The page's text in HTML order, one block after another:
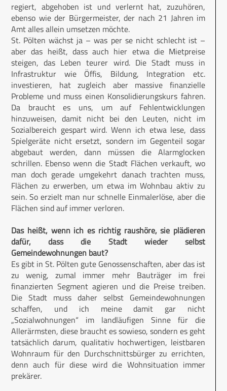
regiert, abgehoben ist und verlernt hat, zuzuhören,
ebenso wie der Bürgermeister, der nach 21 Jahren im
Amt alles allein umsetzen möchte.
St. Pölten wächst ja – was per se nicht schlecht ist –
aber das heißt, dass auch hier etwa die Mietpreise
steigen, das Leben teurer wird. Die Stadt muss in
Infrastruktur wie Öffis, Bildung, Integration etc.
investieren, hat zugleich aber massive finanzielle
Probleme und muss einen Konsolidierungskurs fahren.
Da braucht es uns, um auf Fehlentwicklungen
hinzuweisen, damit nicht bei den Leuten, nicht im
Sozialbereich gespart wird. Wenn ich etwa lese, dass
Spielgeräte nicht ersetzt, sondern im Gegenteil sogar
abgebaut werden, dann müssen die Alarmglocken
schrillen. Ebenso wenn die Stadt Flächen verkauft, wo
man doch gerade umgekehrt danach trachten muss,
Flächen zu erwerben, um etwa im Wohnbau aktiv zu
sein. So erzielt man nur schnelle Einmalerlöse, aber die
Flächen sind auf immer verloren.
Das heißt, wenn ich es richtig raushöre, sie plädieren
dafür, dass die Stadt wieder selbst
Gemeindewohnungen baut?
Es gibt in St. Pölten gute Genossenschaften, aber das ist
zu wenig, zumal immer mehr Bauträger im frei
finanzierten Segment agieren und die Preise treiben.
Die Stadt muss daher selbst Gemeindewohnungen
schaffen, und ich meine damit gar nicht
„Sozialwohnungen“ im landläufigen Sinne für die
Allerärmsten, diese braucht es sowieso, sondern es geht
tatsächlich darum, qualitativ hochwertigen, leistbaren
Wohnraum für den Durchschnittsbürger zu errichten,
denn auch für diese wird die Wohnsituation immer
prekärer.